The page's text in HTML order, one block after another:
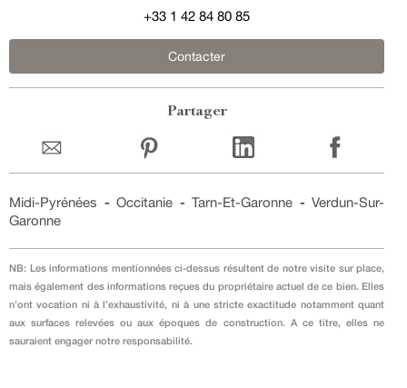
+33 1 42 84 80 85
Contacter
Partager
Midi-Pyrénées - Occitanie - Tarn-Et-Garonne - Verdun-Sur-
Garonne
NB: Les informations mentionnées ci-dessus résultent de notre visite sur place,
mais également des informations reçues du propriétaire actuel de ce bien. Elles
n’ont vocation ni à l’exhaustivité, ni à une stricte exactitude notamment quant
aux surfaces relevées ou aux époques de construction. A ce titre, elles ne
sauraient engager notre responsabilité.